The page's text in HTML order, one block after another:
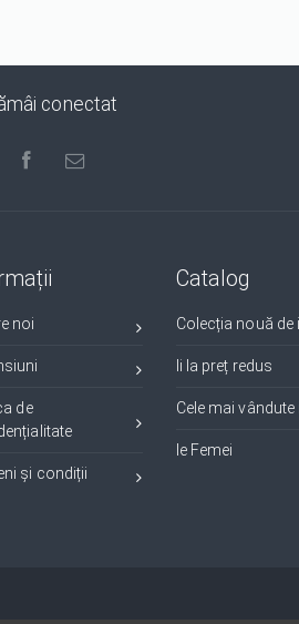
conectat
noi
de
și condiții
Catalog
Colecția nouă de
Ii la preț redus
Cele mai vândute
Ie Femei